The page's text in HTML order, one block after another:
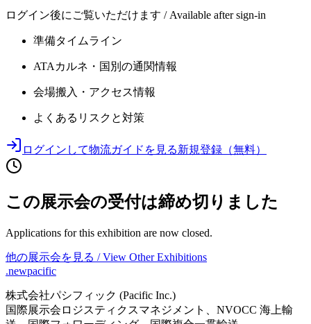
ログイン後にご覧いただけます / Available after sign-in
準備タイムライン
ATAカルネ・国別の通関情報
会場搬入・アクセス情報
よくあるリスクと対策
ログインして物流ガイドを見る新規登録（無料）
この展示会の受付は締め切りました
Applications for this exhibition are now closed.
他の展示会を見る / View Other Exhibitions
.newpacific
株式会社パシフィック (Pacific Inc.)
国際展示会ロジスティクスマネジメント、NVOCC 海上輸